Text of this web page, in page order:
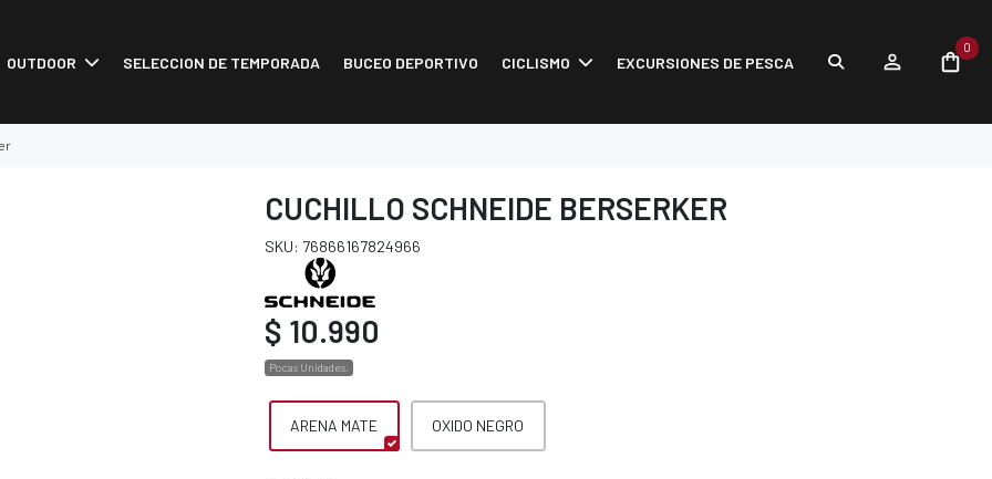
OUTDOOR SELECCION DE TEMPORADA BUCEO DEPORTIVO CICLISMO EXCURSIONES DE PESCA
0
CUCHILLO SCHNEIDE BERSERKER
SKU: 76866167824966
$ 10.990
Pocas Unidades.
ARENA MATE OXIDO NEGRO